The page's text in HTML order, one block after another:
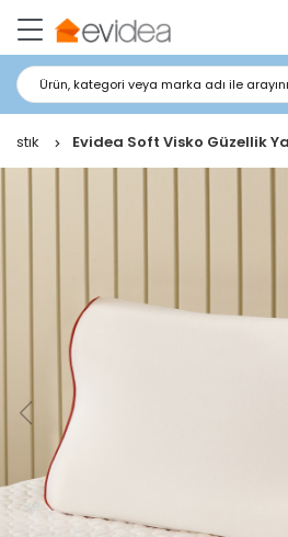
Ürün, kategori veya marka adı ile
Evidea Soft Visko Güzellik